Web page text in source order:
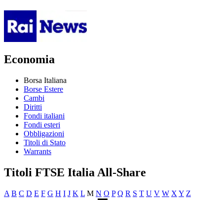
Economia
Borsa Italiana
Borse Estere
Cambi
Diritti
Fondi italiani
Fondi esteri
Obbligazioni
Titoli di Stato
Warrants
Titoli FTSE Italia All-Share
A B C D E F G H I J K L M N O P Q R S T U V W X Y Z